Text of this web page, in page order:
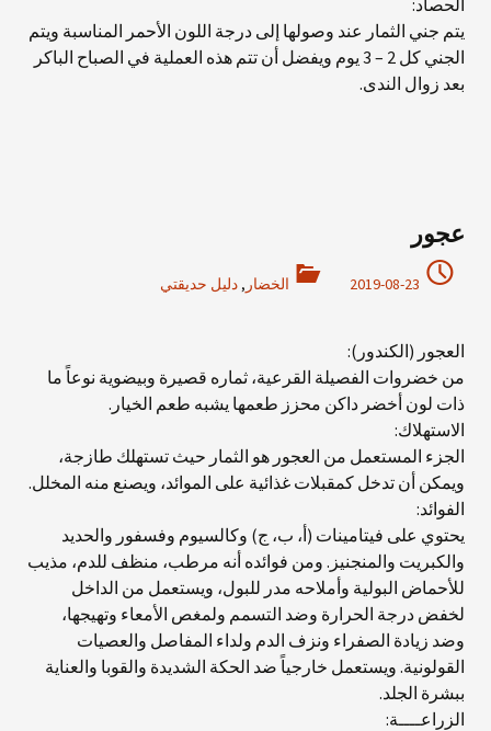
الحصاد:
يتم جني الثمار عند وصولها إلى درجة اللون الأحمر المناسبة ويتم
الجني كل 2 – 3 يوم ويفضل أن تتم هذه العملية في الصباح الباكر
بعد زوال الندى.
عجور
2019-08-23 الخضار ,دليل حديقتي
العجور (الكندور):
من خضروات الفصيلة القرعية، ثماره قصيرة وبيضوية نوعاً ما
ذات لون أخضر داكن محزز طعمها يشبه طعم الخيار.
الاستهلاك:
الجزء المستعمل من العجور هو الثمار حيث تستهلك طازجة،
ويمكن أن تدخل كمقبلات غذائية على الموائد، ويصنع منه المخلل.
الفوائد:
يحتوي على فيتامينات (أ، ب، ج) وكالسيوم وفسفور والحديد
والكبريت والمنجنيز. ومن فوائده أنه مرطب، منظف للدم، مذيب
للأحماض البولية وأملاحه مدر للبول، ويستعمل من الداخل
لخفض درجة الحرارة وضد التسمم ولمغص الأمعاء وتهيجها،
وضد زيادة الصفراء ونزف الدم ولداء المفاصل والعصيات
القولونية. ويستعمل خارجياً ضد الحكة الشديدة والقوبا والعناية
ببشرة الجلد.
الزراعــــة: